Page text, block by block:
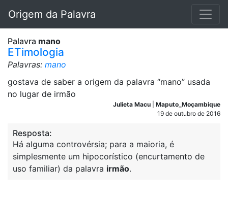
Origem da Palavra
Palavra mano
ETimologia
Palavras: mano
gostava de saber a origem da palavra “mano” usada
no lugar de irmão
Julieta Macu
Maputo_Moçambique
19 de outubro de 2016
Resposta:
Há alguma controvérsia; para a maioria, é
simplesmente um hipocorístico (encurtamento de
uso familiar) da palavra irmão.